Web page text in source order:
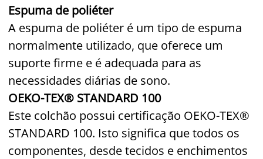
Espuma de poliéter
A espuma de poliéter é um tipo de espuma
normalmente utilizado, que oferece um
suporte firme e é adequada para as
necessidades diárias de sono.
OEKO-TEX® STANDARD 100
Este colchão possui certificação OEKO-TEX®
STANDARD 100. Isto significa que todos os
componentes, desde tecidos e enchimentos